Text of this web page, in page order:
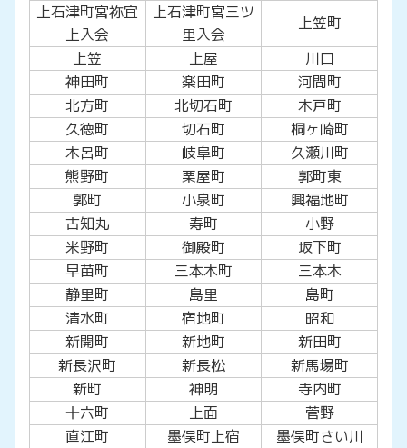
上石津町宮祢宜
上入会
上石津町宮三ツ
里入会
上笠町
上笠
上屋
川口
神田町
楽田町
河間町
北方町
北切石町
木戸町
久徳町
切石町
桐ヶ崎町
木呂町
岐阜町
久瀬川町
熊野町
栗屋町
郭町東
郭町
小泉町
興福地町
古知丸
寿町
小野
米野町
御殿町
坂下町
早苗町
三本木町
三本木
静里町
島里
島町
清水町
宿地町
昭和
新開町
新地町
新田町
新長沢町
新長松
新馬場町
新町
神明
寺内町
十六町
上面
菅野
直江町
墨俣町上宿
墨俣町さい川